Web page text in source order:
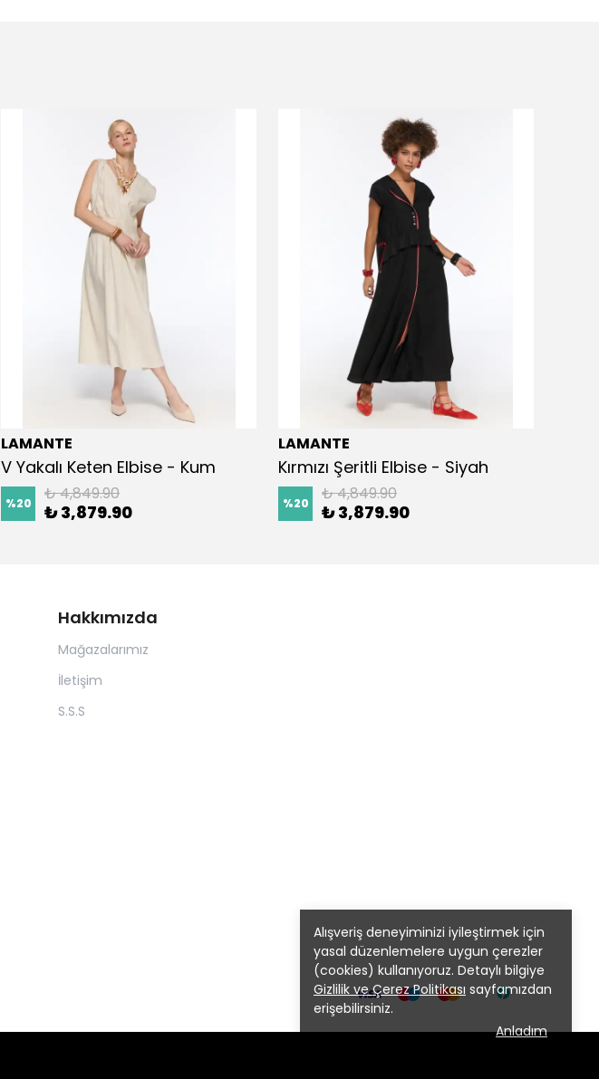
Alışveriş deneyiminizi iyileştirmek için
yasal düzenlemelere uygun çerezler
(cookies) kullanıyoruz. Detaylı bilgiye
Gizlilik ve Çerez Politikası sayfamızdan
erişebilirsiniz.
Anladım
LAMANTE
V Yakalı Keten Elbise - Kum
%20 ₺ 4,849.90
₺ 3,879.90
LAMANTE
Kırmızı Şeritli Elbise - Siyah
%20 ₺ 4,849.90
₺ 3,879.90
Hakkımızda
Mağazalarımız
İletişim
S.S.S